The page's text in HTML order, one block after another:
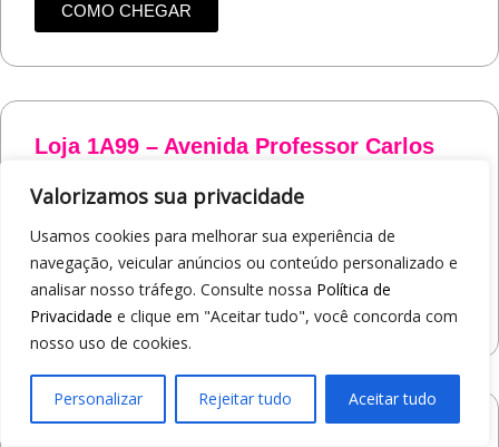
Valorizamos sua privacidade
Usamos cookies para melhorar sua experiência de
navegação, veicular anúncios ou conteúdo personalizado e
analisar nosso tráfego. Consulte nossa Política de
Privacidade e clique em "Aceitar tudo", você concorda com
nosso uso de cookies.
Personalizar Rejeitar tudo Aceitar tudo
COMO CHEGAR
Loja 1A99 – Avenida Professor Carlos
Av. Professor Carlos Alberto Carvalho Pinto, 464 - Alvinópolis
19
97405-8547
COMO CHEGAR